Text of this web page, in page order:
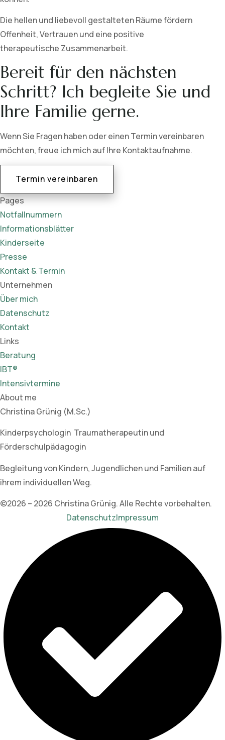
Die hellen und liebevoll gestalteten Räume fördern
Offenheit, Vertrauen und eine positive
therapeutische Zusammenarbeit.
Bereit für den nächsten
Schritt? Ich begleite Sie und
Ihre Familie gerne.
Wenn Sie Fragen haben oder einen Termin vereinbaren
möchten, freue ich mich auf Ihre Kontaktaufnahme.
Termin vereinbaren
Pages
Notfallnummern
Informationsblätter
Kinderseite
Presse
Kontakt & Termin
Unternehmen
Über mich
Datenschutz
Kontakt
Links
Beratung
IBT®
Intensivtermine
About me
Christina Grünig (M.Sc.)
Kinderpsychologin Traumatherapeutin und
Förderschulpädagogin
Begleitung von Kindern, Jugendlichen und Familien auf
ihrem individuellen Weg.
©2026 – 2026 Christina Grünig. Alle Rechte vorbehalten.
DatenschutzImpressum